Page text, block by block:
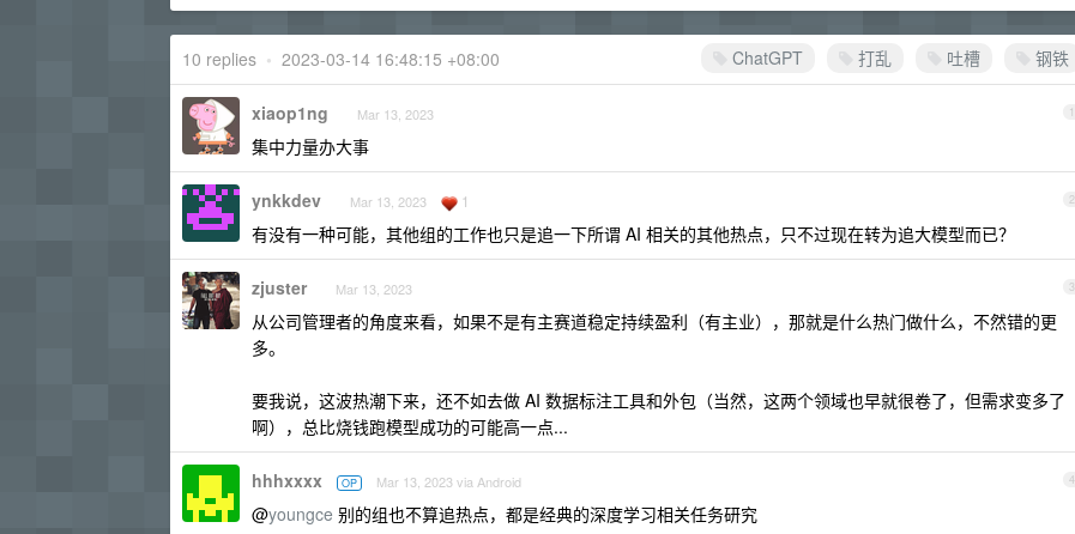
ChatGPT 打乱 吐槽 钢铁
10 replies • 2023-03-14 16:48:15 +08:00
1
xiaop1ng Mar 13, 2023
集中力量办大事
2
ynkkdev Mar 13, 2023 1
有没有一种可能，其他组的工作也只是追一下所谓 AI 相关的其他热点，只不过现在转为追大模型而已？
3
zjuster Mar 13, 2023
从公司管理者的角度来看，如果不是有主赛道稳定持续盈利（有主业），那就是什么热门做什么，不然错的更
多。
要我说，这波热潮下来，还不如去做 AI 数据标注工具和外包（当然，这两个领域也早就很卷了，但需求变多了
啊），总比烧钱跑模型成功的可能高一点...
4
hhhxxxx OP Mar 13, 2023 via Android
@youngce 别的组也不算追热点，都是经典的深度学习相关任务研究